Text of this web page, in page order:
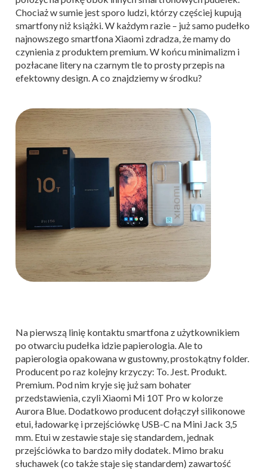
Chociaż w sumie jest sporo ludzi, którzy częściej kupują
smartfony niż książki. W każdym razie – już samo pudełko
najnowszego smartfona Xiaomi zdradza, że mamy do
czynienia z produktem premium. W końcu minimalizm i
pozłacane litery na czarnym tle to prosty przepis na
efektowny design. A co znajdziemy w środku?
Na pierwszą linię kontaktu smartfona z użytkownikiem
po otwarciu pudełka idzie papierologia. Ale to
papierologia opakowana w gustowny, prostokątny folder.
Producent po raz kolejny krzyczy: To. Jest. Produkt.
Premium. Pod nim kryje się już sam bohater
przedstawienia, czyli Xiaomi Mi 10T Pro w kolorze
Aurora Blue. Dodatkowo producent dołączył silikonowe
etui, ładowarkę i przejściówkę USB-C na Mini Jack 3,5
mm. Etui w zestawie staje się standardem, jednak
przejściówka to bardzo miły dodatek. Mimo braku
słuchawek (co także staje się standardem) zawartość